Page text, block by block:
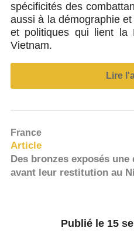
spécificités des
aussi à la démographie
et politiques qui lient la
Vietnam.
Lire
France
Article
Des bronzes exposés
avant leur restitution au
Publié le 15